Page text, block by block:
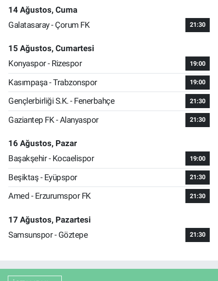
14 Ağustos, Cuma
Galatasaray - Çorum FK
21:30
15 Ağustos, Cumartesi
Konyaspor - Rizespor
19:00
Kasımpaşa - Trabzonspor 19:00
Gençlerbirliği S.K. - Fenerbahçe 21:30
Gaziantep FK - Alanyaspor 21:30
16 Ağustos, Pazar
Başakşehir - Kocaelispor
19:00
Beşiktaş - Eyüpspor 21:30
Amed - Erzurumspor FK 21:30
17 Ağustos, Pazartesi
Samsunspor - Göztepe
21:30